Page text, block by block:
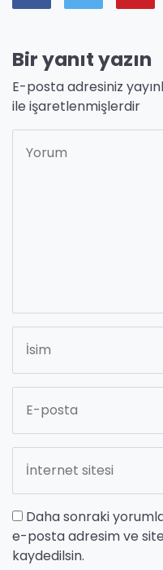
Bir yanıt yazın
E-posta adresiniz
ile işaretlenmişlerdir
Daha sonraki
e-posta adresim ve
kaydedilsin.